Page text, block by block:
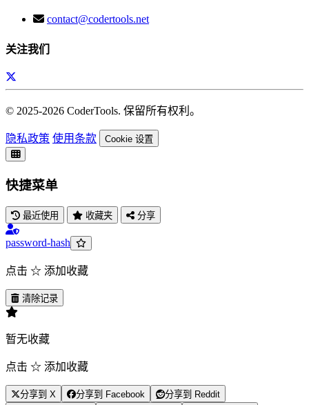
contact@codertools.net
关注我们
© 2025-2026 CoderTools. 保留所有权利。
隐私政策 使用条款 Cookie 设置
快捷菜单
最近使用 收藏夹 分享
password-hash
点击 ☆ 添加收藏
清除记录
暂无收藏
点击 ☆ 添加收藏
分享到 X 分享到 Facebook
分享到 Reddit